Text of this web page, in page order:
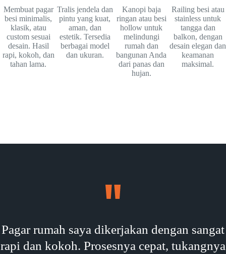
Membuat pagar
besi minimalis,
klasik, atau
custom sesuai
desain. Hasil
rapi, kokoh, dan
tahan lama.
Tralis jendela dan
pintu yang kuat,
aman, dan
estetik. Tersedia
berbagai model
dan ukuran.
Kanopi baja
ringan atau besi
hollow untuk
melindungi
rumah dan
bangunan Anda
dari panas dan
hujan.
Railing besi atau
stainless untuk
tangga dan
balkon, dengan
desain elegan dan
keamanan
maksimal.
Pagar rumah saya dikerjakan dengan sangat
rapi dan kokoh. Prosesnya cepat, tukangnya